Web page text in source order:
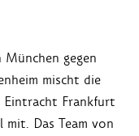
München gegen
mischt die
Eintracht Frankfurt
Das Team von